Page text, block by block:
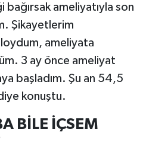
bağırsak ameliyatıyla son
Şikayetlerim
ameliyata
3 ay önce ameliyat
başladım. Şu an 54,5
konuştu.
BİLE İÇSEM